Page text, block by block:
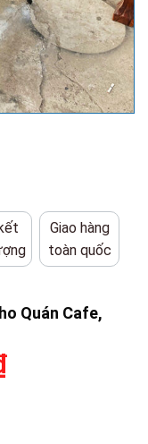
Giao hàng
toàn quốc
Quán Cafe,
Giá